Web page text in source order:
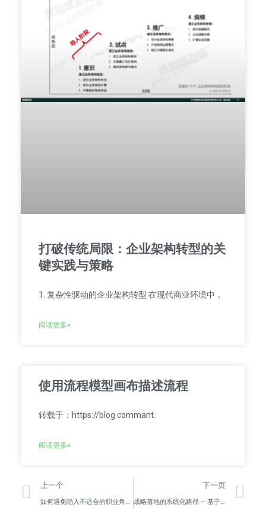
打破传统局限：企业架构转型的关
键实践与策略
1. 复杂性驱动的企业架构转型 在现代商业环境中，
阅读更多»
使用流程模型画布描述流程
转载于：https://blog.commant.
阅读更多»
上一个 下一页
战略落地的系统化路径 – 基于能力的规划方法 CBP和案例